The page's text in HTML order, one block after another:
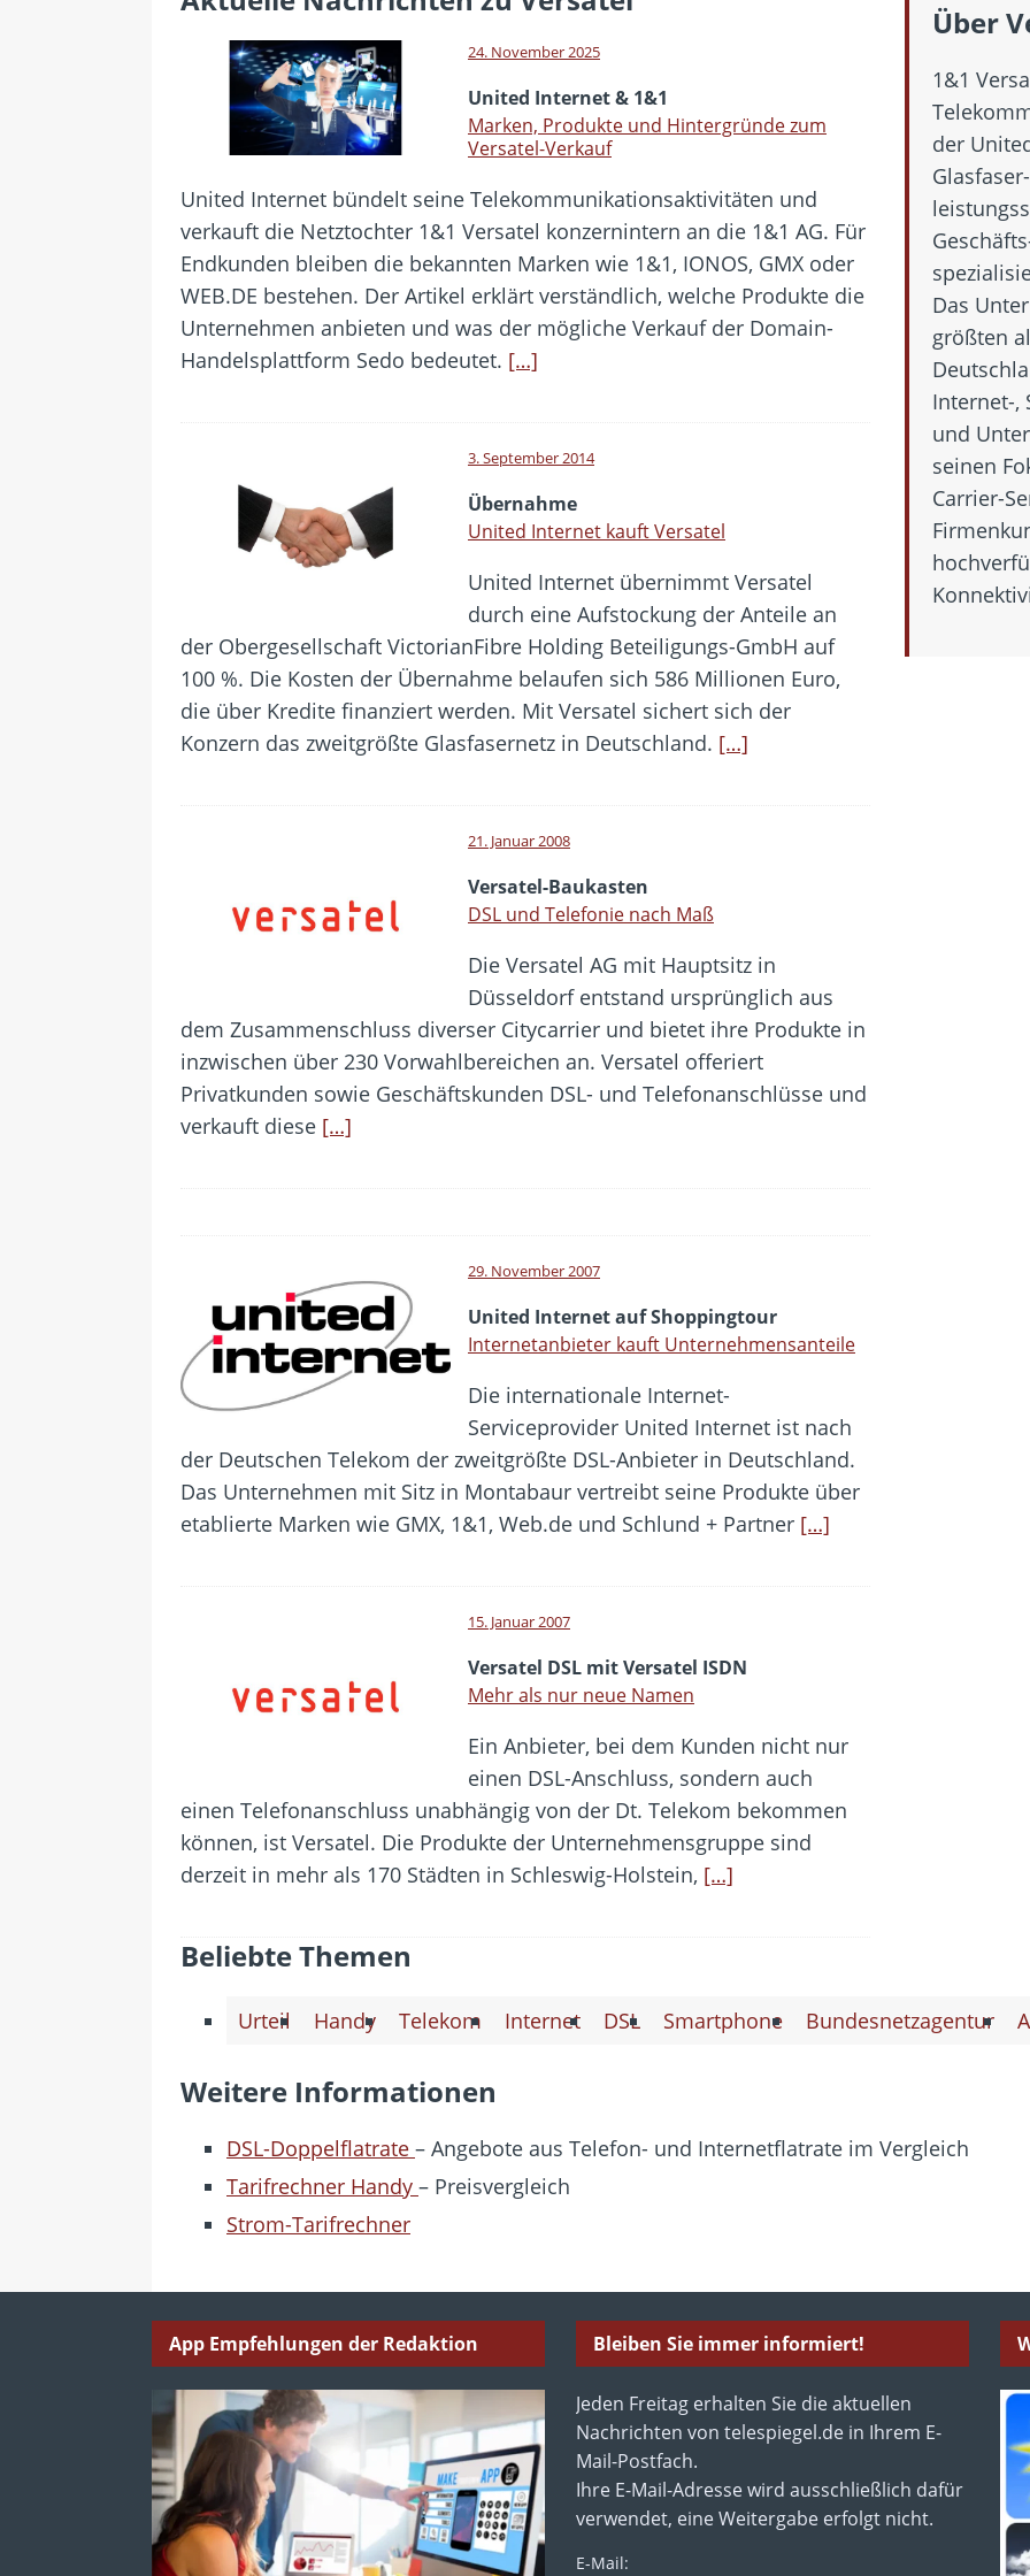
[ 24. Juli 2026 ]
[ 22. Juli 2026 ]
[ 21. Juli 2026 ]
Wichtiges BGH-Urteil – Verbraucherrechte bei Online-Kündigung gestärkt
[ 7. August 2026 ]
DSL-Ende rückt näher – Viele setzen trotzdem immer noch auf Kupfernetz
24. November 2025
United Internet & 1&1
Marken, Produkte und Hintergründe zum
Versatel-Verkauf
United Internet bündelt seine Telekommunikationsaktivitäten und
verkauft die Netztochter 1&1 Versatel konzernintern an die 1&1 AG. Für
Endkunden bleiben die bekannten Marken wie 1&1, IONOS, GMX oder
WEB.DE bestehen. Der Artikel erklärt verständlich, welche Produkte die
Unternehmen anbieten und was der mögliche Verkauf der Domain-
Handelsplattform Sedo bedeutet. […]
3. September 2014
Übernahme
United Internet kauft Versatel
United Internet übernimmt Versatel
durch eine Aufstockung der Anteile an
der Obergesellschaft VictorianFibre Holding Beteiligungs-GmbH auf
100 %. Die Kosten der Übernahme belaufen sich 586 Millionen Euro,
die über Kredite finanziert werden. Mit Versatel sichert sich der
Konzern das zweitgrößte Glasfasernetz in Deutschland. […]
21. Januar 2008
Versatel-Baukasten
DSL und Telefonie nach Maß
Die Versatel AG mit Hauptsitz in
Düsseldorf entstand ursprünglich aus
dem Zusammenschluss diverser Citycarrier und bietet ihre Produkte in
inzwischen über 230 Vorwahlbereichen an. Versatel offeriert
Privatkunden sowie Geschäftskunden DSL- und Telefonanschlüsse und
verkauft diese […]
29. November 2007
United Internet auf Shoppingtour
Internetanbieter kauft Unternehmensanteile
Die internationale Internet-
Serviceprovider United Internet ist nach
der Deutschen Telekom der zweitgrößte DSL-Anbieter in Deutschland.
Das Unternehmen mit Sitz in Montabaur vertreibt seine Produkte über
etablierte Marken wie GMX, 1&1, Web.de und Schlund + Partner […]
15. Januar 2007
Versatel DSL mit Versatel ISDN
Mehr als nur neue Namen
Ein Anbieter, bei dem Kunden nicht nur
einen DSL-Anschluss, sondern auch
einen Telefonanschluss unabhängig von der Dt. Telekom bekommen
können, ist Versatel. Die Produkte der Unternehmensgruppe sind
derzeit in mehr als 170 Städten in Schleswig-Holstein, […]
Über
1&1
der
Das
größten
Internet-,
und
seinen
Carrier-
Beliebte Themen
Urteil Handy Telekom Internet DSL Smartphone Bundesnetzagentur
Weitere Informationen
DSL-Doppelflatrate – Angebote aus Telefon- und Internetflatrate im Vergleich
Tarifrechner Handy – Preisvergleich
Strom-Tarifrechner
App Empfehlungen der Redaktion Bleiben Sie immer informiert!
Jeden Freitag erhalten Sie die aktuellen
Nachrichten von telespiegel.de in Ihrem E-
Mail-Postfach.
Ihre E-Mail-Adresse wird ausschließlich dafür
verwendet, eine Weitergabe erfolgt nicht.
E-Mail: